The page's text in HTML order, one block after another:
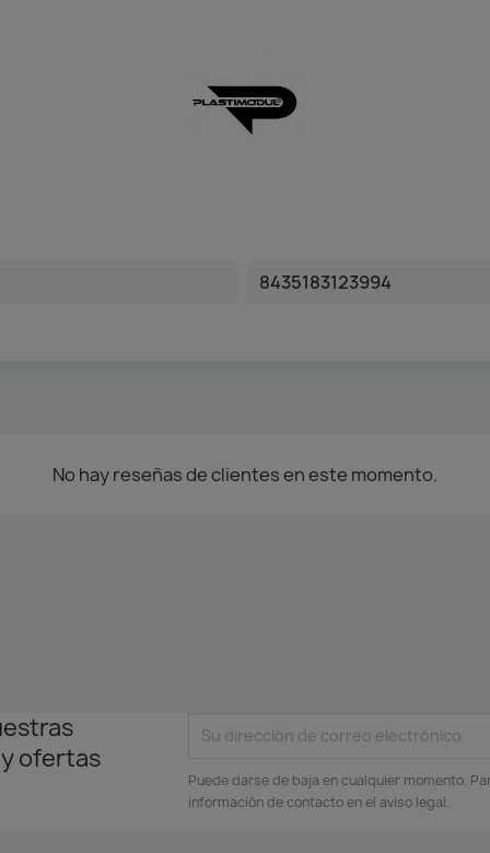
8435183123994
No hay reseñas de clientes en este momento.
ofertas
Puede darse de baja en cualquier momento.
información de contacto en el aviso legal.